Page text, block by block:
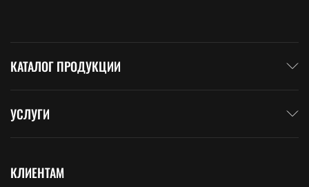
КАТАЛОГ ПРОДУКЦИИ
УСЛУГИ
КЛИЕНТАМ